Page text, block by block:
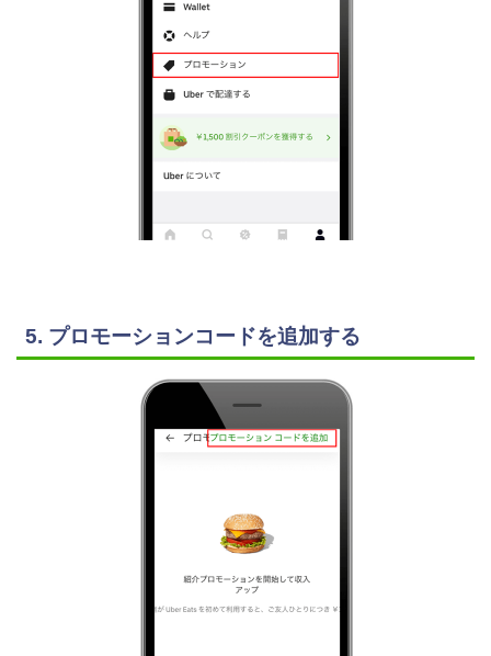
5. プロモーションコードを追加する